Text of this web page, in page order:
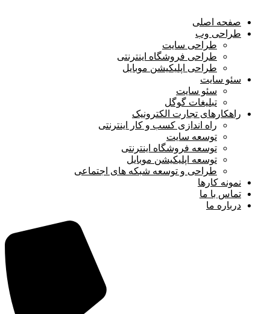
صفحه اصلی
طراحی وب
طراحی سایت
طراحی فروشگاه اینترنتی
طراحی اپلیکیشن موبایل
سئو سایت
سئو سایت
تبلیغات گوگل
راهکارهای تجارت الکترونیک
راه اندازی کسب و کار اینترنتی
توسعه سایت
توسعه فروشگاه اینترنتی
توسعه اپلیکیشن موبایل
طراحی و توسعه شبکه های اجتماعی
نمونه کارها
تماس با ما
درباره ما